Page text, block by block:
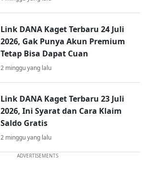
Link DANA Kaget Terbaru 24 Juli
2026, Gak Punya Akun Premium
Tetap Bisa Dapat Cuan
2 minggu yang lalu
Link DANA Kaget Terbaru 23 Juli
2026, Ini Syarat dan Cara Klaim
Saldo Gratis
2 minggu yang lalu
ADVERTISEMENTS